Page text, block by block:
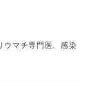
ウマチ専門医、感染